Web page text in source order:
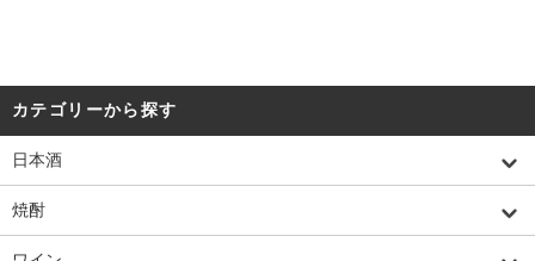
カテゴリーから探す
日本酒
焼酎